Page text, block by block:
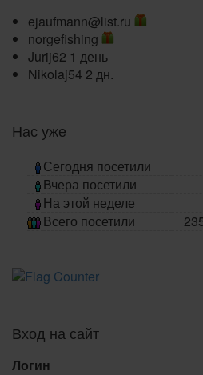
ejaufmann@list.ru
norgefishing
Jurij62 1 день
Nikolaj54 2 дн.
Нас уже
Сегодня посетили
Вчера посетили
На этой неделе
Всего посетили
Вход на сайт
Логин